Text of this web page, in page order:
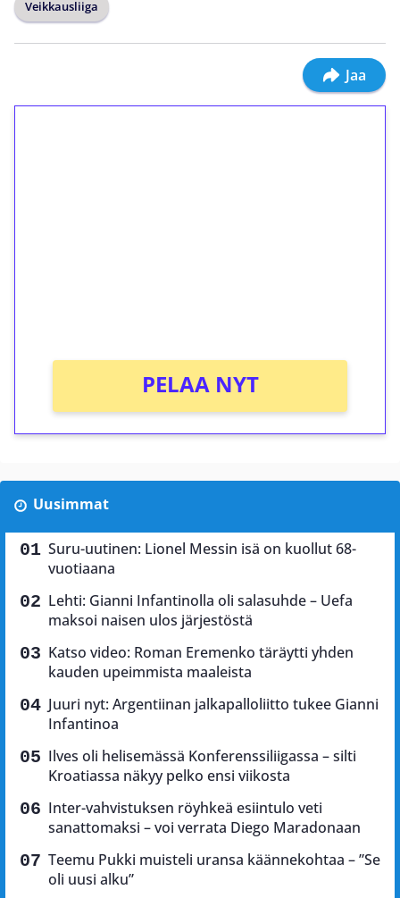
Veikkausliiga
Jaa
PELAA NYT
Uusimmat
Suru-uutinen: Lionel Messin isä on kuollut 68-
vuotiaana
Lehti: Gianni Infantinolla oli salasuhde – Uefa
maksoi naisen ulos järjestöstä
Katso video: Roman Eremenko täräytti yhden
kauden upeimmista maaleista
Juuri nyt: Argentiinan jalkapalloliitto tukee Gianni
Infantinoa
Ilves oli helisemässä Konferenssiliigassa – silti
Kroatiassa näkyy pelko ensi viikosta
Inter-vahvistuksen röyhkeä esiintulo veti
sanattomaksi – voi verrata Diego Maradonaan
Teemu Pukki muisteli uransa käännekohtaa – ”Se
oli uusi alku”